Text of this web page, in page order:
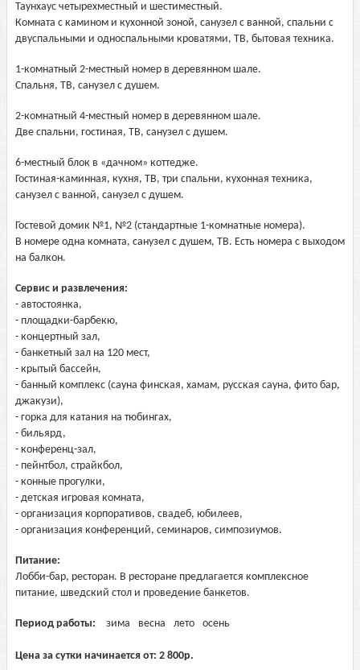
Таунхаус четырехместный и шестиместный.
Комната с камином и кухонной зоной, санузел с ванной, спальни с
двуспальными и односпальными кроватями, ТВ, бытовая техника.
1-комнатный 2-местный номер в деревянном шале.
Спальня, ТВ, санузел с душем.
2-комнатный 4-местный номер в деревянном шале.
Две спальни, гостиная, ТВ, санузел с душем.
6-местный блок в «дачном» коттедже.
Гостиная-каминная, кухня, ТВ, три спальни, кухонная техника,
санузел с ванной, санузел с душем.
Гостевой домик №1, №2 (стандартные 1-комнатные номера).
В номере одна комната, санузел с душем, ТВ. Есть номера с выходом
на балкон.
Сервис и развлечения:
- автостоянка,
- площадки-барбекю,
- концертный зал,
- банкетный зал на 120 мест,
- крытый бассейн,
- банный комплекс (сауна финская, хамам, русская сауна, фито бар,
джакузи),
- горка для катания на тюбингах,
- бильярд,
- конференц-зал,
- пейнтбол, страйкбол,
- конные прогулки,
- детская игровая комната,
- организация корпоративов, свадеб, юбилеев,
- организация конференций, семинаров, симпозиумов.
Питание:
Лобби-бар, ресторан. В ресторане предлагается комплексное
питание, шведский стол и проведение банкетов.
Период работы: зима весна лето осень
Цена за сутки начинается от: 2 800р.